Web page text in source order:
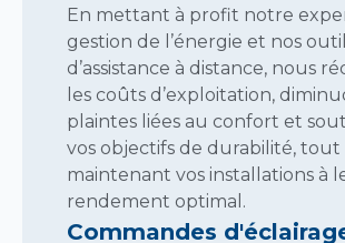
En mettant à profit notre
gestion de l’énergie et nos
d’assistance à distance, nous
les coûts d’exploitation,
plaintes liées au confort et
vos objectifs de durabilité, tout
maintenant vos installations à
rendement optimal.
Commandes